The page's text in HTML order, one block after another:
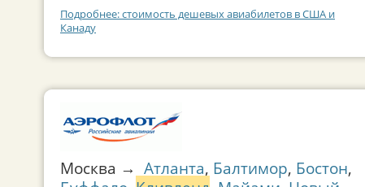
Подробнее: стоимость дешевых авиабилетов в США и
Канаду
Москва → Атланта, Балтимор, Бостон,